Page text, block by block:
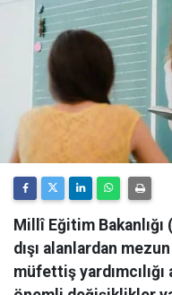
Millî Eğitim
dışı alanlardan
müfettiş